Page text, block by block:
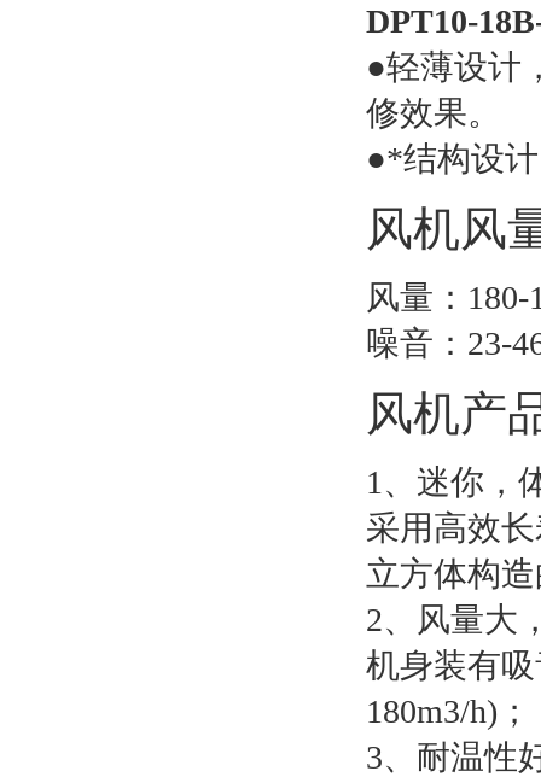
DPT10-
●轻薄设计
修效果。
●*结构设
风机风
风量：180-
噪音：23-
风机产
1、迷你，
采用高效
立方体构
2、风量大
机身装有
180m3/h)；
3、耐温性